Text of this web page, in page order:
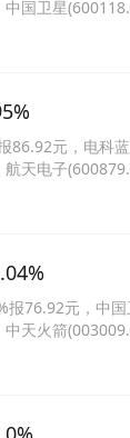
国卫星
元，电科
天电子
76.92元，中
天火箭